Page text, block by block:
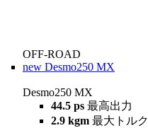
OFF-ROAD
new Desmo250 MX
Desmo250 MX
44.5 ps 最高出力
2.9 kgm 最大トルク